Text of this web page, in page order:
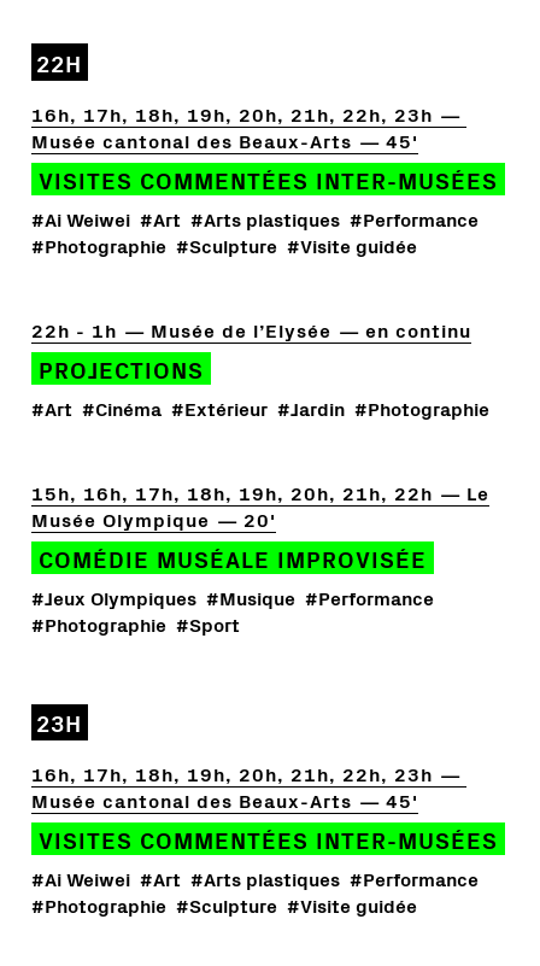
22H
16h, 17h, 18h, 19h, 20h, 21h, 22h, 23h
Musée cantonal des Beaux-Arts
45'
VISITES COMMENTÉES INTER-MUSÉES
#Ai Weiwei #Art #Arts plastiques #Performance
#Photographie #Sculpture #Visite guidée
22h - 1h Musée de l’Elysée en continu
PROJECTIONS
#Art #Cinéma #Extérieur #Jardin #Photographie
15h, 16h, 17h, 18h, 19h, 20h, 21h, 22h
Le
Musée Olympique
20'
COMÉDIE MUSÉALE IMPROVISÉE
#Jeux Olympiques #Musique #Performance
#Photographie #Sport
23H
16h, 17h, 18h, 19h, 20h, 21h, 22h, 23h
Musée cantonal des Beaux-Arts
45'
VISITES COMMENTÉES INTER-MUSÉES
#Ai Weiwei #Art #Arts plastiques #Performance
#Photographie #Sculpture #Visite guidée